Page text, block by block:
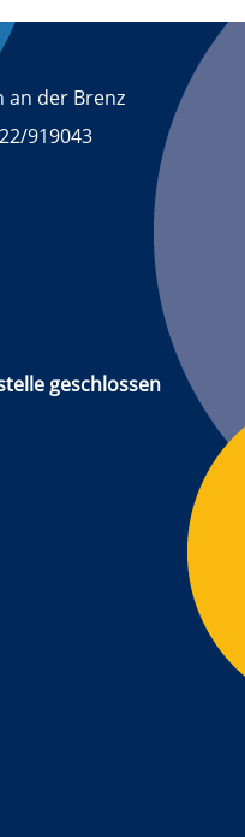
an der Brenz
919043
geschlossen